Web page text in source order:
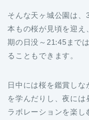
そんな天ヶ城公園は
本もの桜が見頃を迎え
期の日没～21:45まで
ることもできます。
日中には桜を鑑賞し
を学んだりし、夜には
ラボレーションを楽し